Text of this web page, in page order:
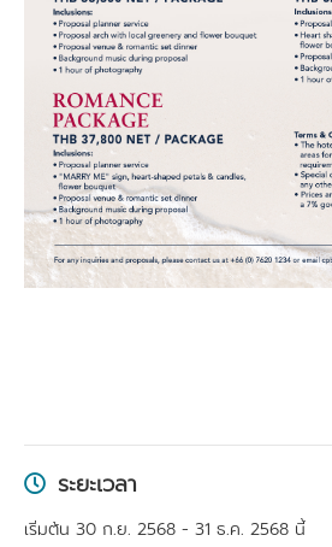
ระยะเวลา
เริ่มต้น 30 ก.ย. 2568 - 31 ธ.ค. 2568 นี้